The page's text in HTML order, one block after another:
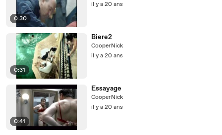
0:30
il y a 20 ans
0:31
Biere2
CooperNick
il y a 20 ans
0:41
Essayage
CooperNick
il y a 20 ans